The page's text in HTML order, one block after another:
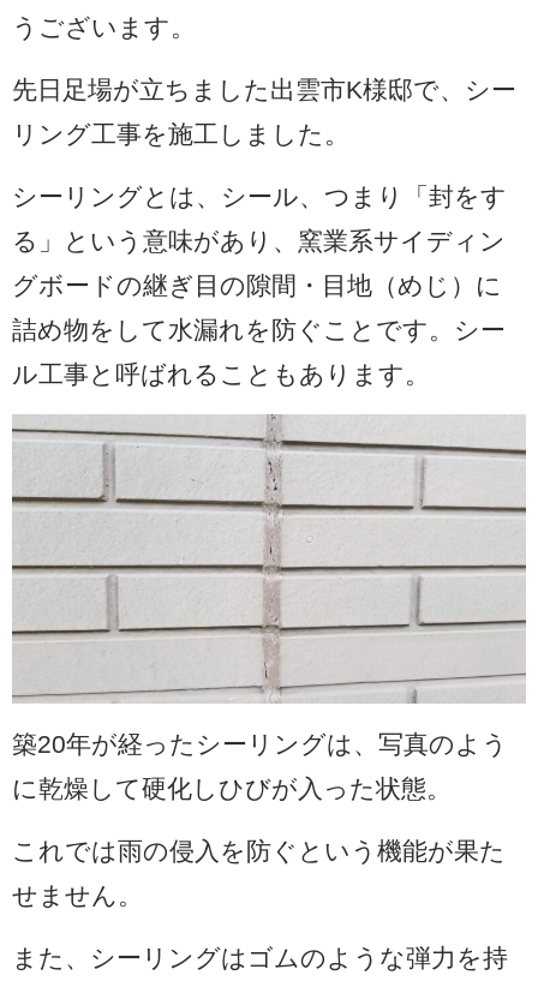
うございます。
先日足場が立ちました出雲市K様邸で、シー
リング工事を施工しました。
シーリングとは、シール、つまり「封をす
る」という意味があり、窯業系サイディン
グボードの継ぎ目の隙間・目地（めじ）に
詰め物をして水漏れを防ぐことです。シー
ル工事と呼ばれることもあります。
築20年が経ったシーリングは、写真のよう
に乾燥して硬化しひびが入った状態。
これでは雨の侵入を防ぐという機能が果た
せません。
また、シーリングはゴムのような弾力を持